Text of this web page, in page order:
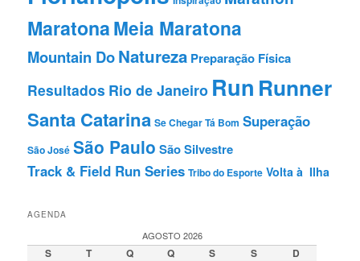
MaratonaMeia Maratona
Mountain DoNatureza Preparação Fí­sica
Resultados Rio de Janeiro Run Runner
Santa Catarina Se Chegar Tá Bom Superação
São José São Paulo São Silvestre
Track & Field Run Series Tribo do Esporte Volta à Ilha
AGENDA
AGOSTO 2026
S T Q Q S S D